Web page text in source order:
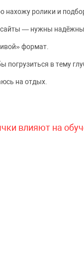
нахожу ролики и
сайты — нужны
формат.
в тему
на отдых.
влияют на